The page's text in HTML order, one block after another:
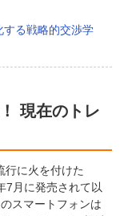
する戦略的交渉学
現在のトレ
行に火を付けた
7月に発売されて以
スマートフォンは